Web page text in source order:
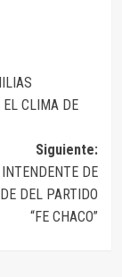
EL CLIMA DE
Siguiente:
DE
DEL PARTIDO
“FE CHACO”